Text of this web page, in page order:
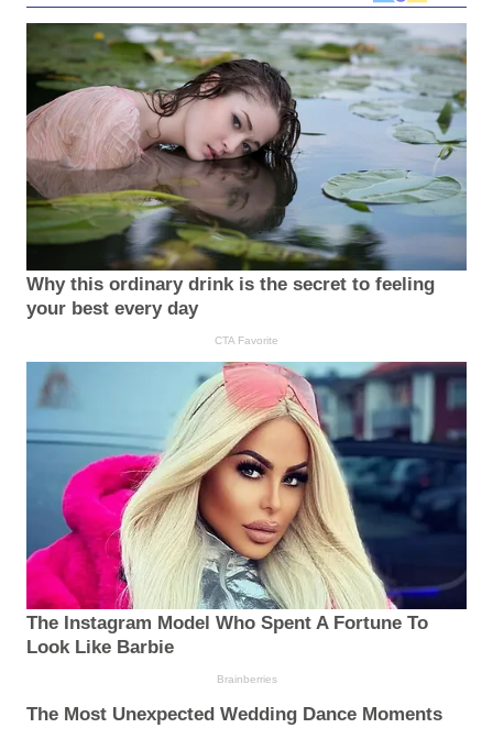
Why this ordinary drink is the secret to feeling
your best every day
CTA Favorite
The Instagram Model Who Spent A Fortune To
Look Like Barbie
Brainberries
The Most Unexpected Wedding Dance Moments